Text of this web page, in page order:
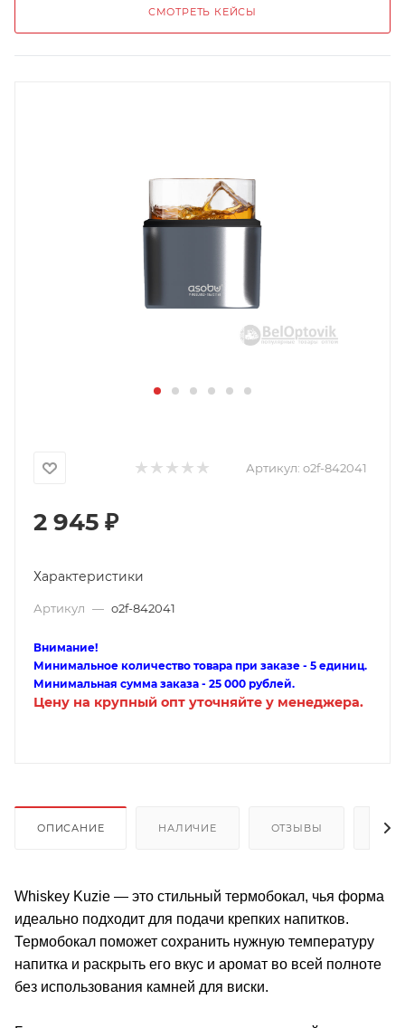
СМОТРЕТЬ КЕЙСЫ
Артикул: o2f-842041
2 945 ₽
Характеристики
Артикул — o2f-842041
Внимание!
Минимальное количество товара при заказе - 5 единиц.
Минимальная сумма заказа - 25 000 рублей.
Цену на крупный опт уточняйте у менеджера.
ОПИСАНИЕ НАЛИЧИЕ ОТЗЫВЫ
Whiskey Kuzie — это стильный термобокал, чья форма
идеально подходит для подачи крепких напитков.
Термобокал поможет сохранить нужную температуру
напитка и раскрыть его вкус и аромат во всей полноте
без использования камней для виски.